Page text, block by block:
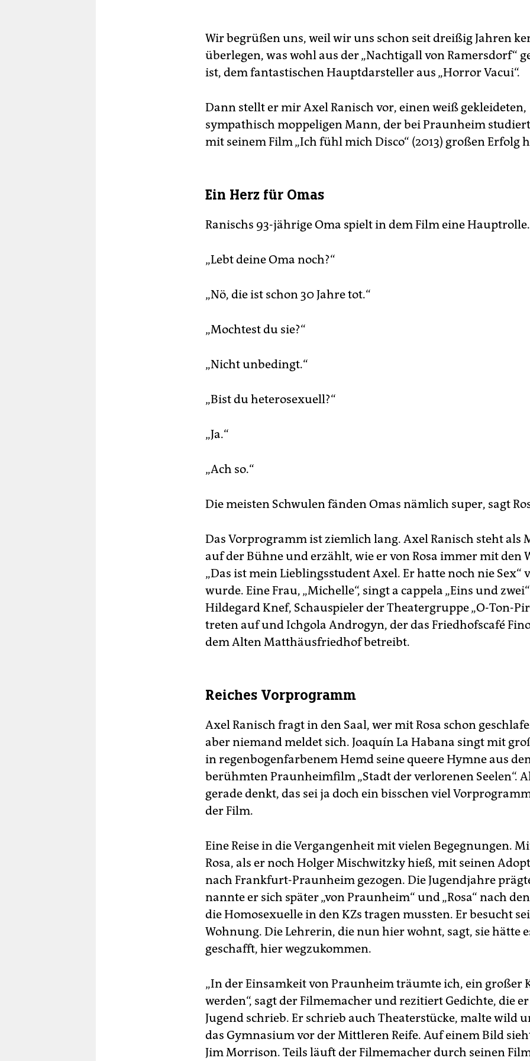
Wir begrüßen uns, weil wir uns schon seit dreißig Jahren
überlegen, was wohl aus der „Nachtigall von Ramersdorf“
ist, dem fantastischen Hauptdarsteller aus „Horror Vacui“.
Dann stellt er mir Axel Ranisch vor, einen weiß gekleideten,
sympathisch moppeligen Mann, der bei Praunheim
mit seinem Film „Ich fühl mich Disco“ (2013) großen Erfolg
Ein Herz für Omas
Ranischs 93-jährige Oma spielt in dem Film eine
„Lebt deine Oma noch?“
„Nö, die ist schon 30 Jahre tot.“
„Mochtest du sie?“
„Nicht unbedingt.“
„Bist du heterosexuell?“
„Ja.“
„Ach so.“
Die meisten Schwulen fänden Omas nämlich super, sagt
Das Vorprogramm ist ziemlich lang. Axel Ranisch steht als
auf der Bühne und erzählt, wie er von Rosa immer mit den
„Das ist mein Lieblingsstudent Axel. Er hatte noch nie Sex“
wurde. Eine Frau, „Michelle“, singt a cappela „Eins und
Hildegard Knef, Schauspieler der Theatergruppe „O-Ton-
treten auf und Ichgola Androgyn, der das Friedhofscafé
dem Alten Matthäusfriedhof betreibt.
Reiches Vorprogramm
Axel Ranisch fragt in den Saal, wer mit Rosa schon
aber niemand meldet sich. Joaquín La Habana singt mit
in regenbogenfarbenem Hemd seine queere Hymne aus
berühmten Praunheimfilm „Stadt der verlorenen Seelen“.
gerade denkt, das sei ja doch ein bisschen viel
der Film.
Eine Reise in die Vergangenheit mit vielen Begegnungen.
Rosa, als er noch Holger Mischwitzky hieß, mit seinen
nach Frankfurt-Praunheim gezogen. Die Jugendjahre
nannte er sich später „von Praunheim“ und „Rosa“ nach
die Homosexuelle in den KZs tragen mussten. Er besucht
Wohnung. Die Lehrerin, die nun hier wohnt, sagt, sie hätte
geschafft, hier wegzukommen.
„In der Einsamkeit von Praunheim träumte ich, ein großer
werden“, sagt der Filmemacher und rezitiert Gedichte, die
Jugend schrieb. Er schrieb auch Theaterstücke, malte wild
das Gymnasium vor der Mittleren Reife. Auf einem Bild
Jim Morrison. Teils läuft der Filmemacher durch seinen